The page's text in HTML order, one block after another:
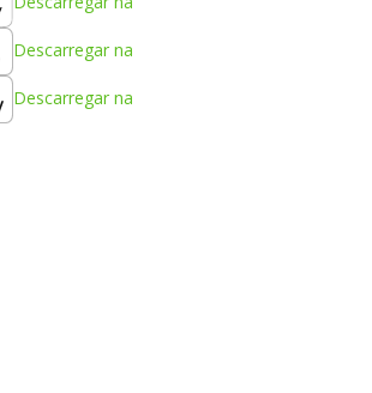
Descarregar na
Descarregar na